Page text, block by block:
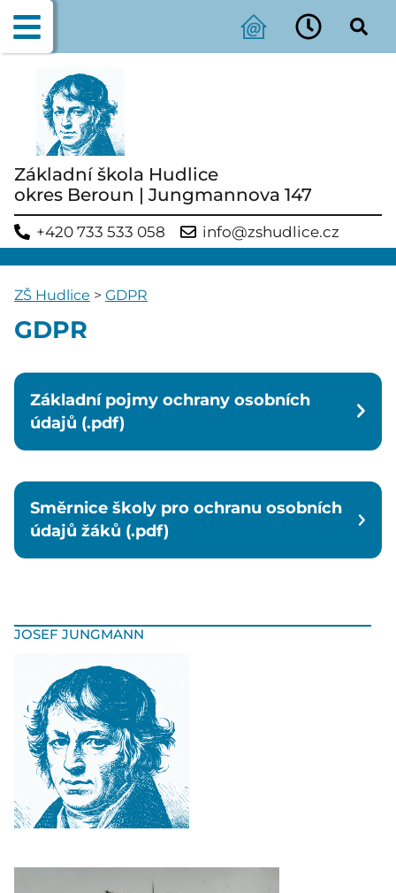
Základní škola Hudlice
okres Beroun | Jungmannova 147
+420 733 533 058 info@zshudlice.cz
JOSEF JUNGMANN
ZŠ Hudlice > GDPR
GDPR
Základní pojmy ochrany osobních
údajů (.pdf)
Směrnice školy pro ochranu osobních
údajů žáků (.pdf)